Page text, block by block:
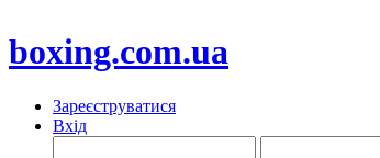
boxing.com.ua
Зареєструватися
Вхід